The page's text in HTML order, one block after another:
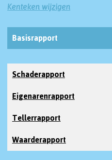
Kenteken wijzigen
Basisrapport
Schaderapport
Eigenarenrapport
Tellerrapport
Waarderapport